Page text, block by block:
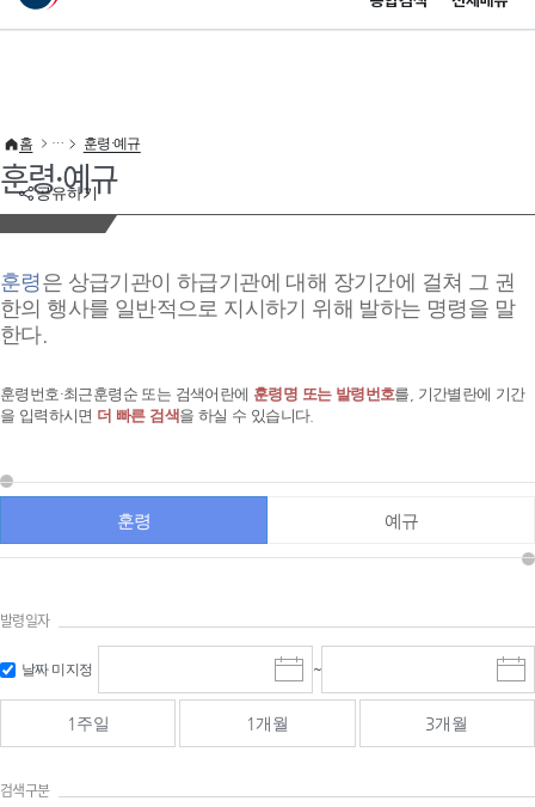
이 누리집은 대한민국 공식 전자정부 누리집입니다.
공유하기
홈 훈령·예규
훈령·예규
훈령은 상급기관이 하급기관에 대해 장기간에 걸쳐 그 권
한의 행사를 일반적으로 지시하기 위해 발하는 명령을 말
한다.
훈령번호·최근훈령순 또는 검색어란에 훈령명 또는 발령번호를, 기간별란에 기간
을 입력하시면 더 빠른 검색 을 하실 수 있습니다.
훈령 예규
발령일자
날짜 미지정
시
작
일
선
~
마
감
선
1주일 1개월 3개월
검색구분